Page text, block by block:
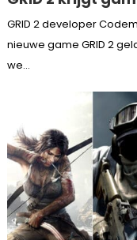
GRID 2 developer
nieuwe game GRID 2
we...